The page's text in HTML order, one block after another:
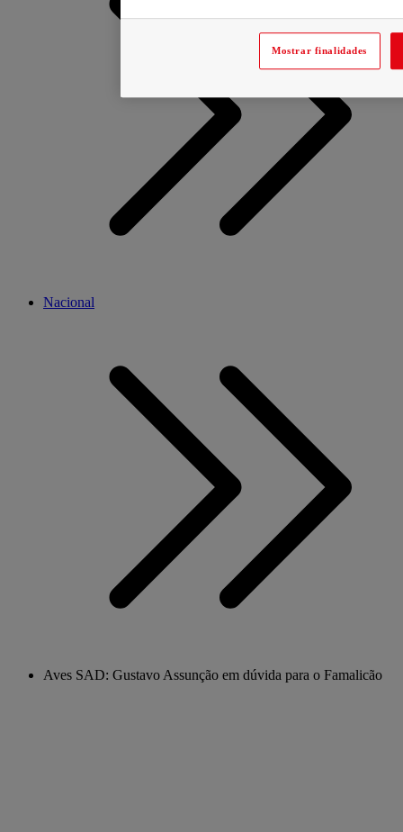
Nacional
Aves SAD: Gustavo Assunção em dúvida para o Famalicão
Mostrar finalidades